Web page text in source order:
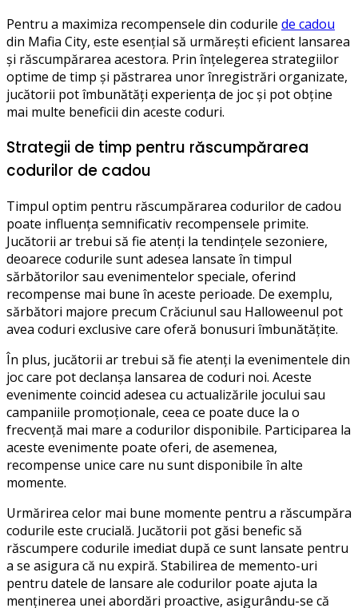
Pentru a maximiza recompensele din codurile de cadou
din Mafia City, este esențial să urmărești eficient lansarea
și răscumpărarea acestora. Prin înțelegerea strategiilor
optime de timp și păstrarea unor înregistrări organizate,
jucătorii pot îmbunătăți experiența de joc și pot obține
mai multe beneficii din aceste coduri.
Strategii de timp pentru răscumpărarea
codurilor de cadou
Timpul optim pentru răscumpărarea codurilor de cadou
poate influența semnificativ recompensele primite.
Jucătorii ar trebui să fie atenți la tendințele sezoniere,
deoarece codurile sunt adesea lansate în timpul
sărbătorilor sau evenimentelor speciale, oferind
recompense mai bune în aceste perioade. De exemplu,
sărbători majore precum Crăciunul sau Halloweenul pot
avea coduri exclusive care oferă bonusuri îmbunătățite.
În plus, jucătorii ar trebui să fie atenți la evenimentele din
joc care pot declanșa lansarea de coduri noi. Aceste
evenimente coincid adesea cu actualizările jocului sau
campaniile promoționale, ceea ce poate duce la o
frecvență mai mare a codurilor disponibile. Participarea la
aceste evenimente poate oferi, de asemenea,
recompense unice care nu sunt disponibile în alte
momente.
Urmărirea celor mai bune momente pentru a răscumpăra
codurile este crucială. Jucătorii pot găsi benefic să
răscumpere codurile imediat după ce sunt lansate pentru
a se asigura că nu expiră. Stabilirea de memento-uri
pentru datele de lansare ale codurilor poate ajuta la
menținerea unei abordări proactive, asigurându-se că